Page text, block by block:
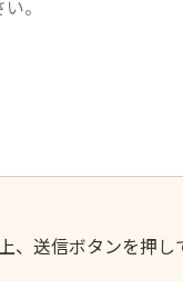
、送信ボタンを押し